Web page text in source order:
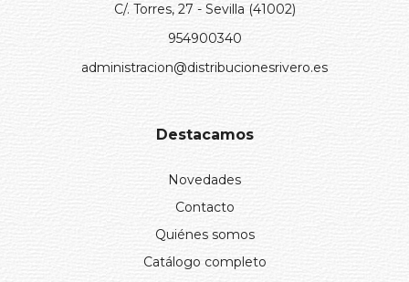
C/. Torres, 27 - Sevilla (41002)
954900340
administracion@distribucionesrivero.es
Destacamos
Novedades
Contacto
Quiénes somos
Catálogo completo